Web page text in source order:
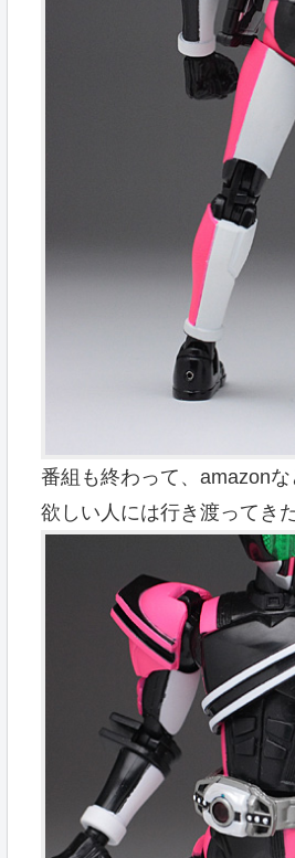
番組も終わって、amazon
欲しい人には行き渡ってき